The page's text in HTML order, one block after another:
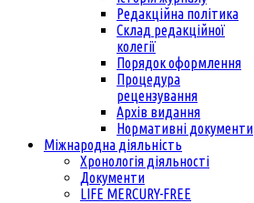
Редакційна політика
Склад редакційної
колегії
Порядок оформлення
Процедура
рецензування
Архів видання
Нормативні документи
Міжнародна діяльність
Хронологія діяльності
Документи
LIFE MERCURY-FREE